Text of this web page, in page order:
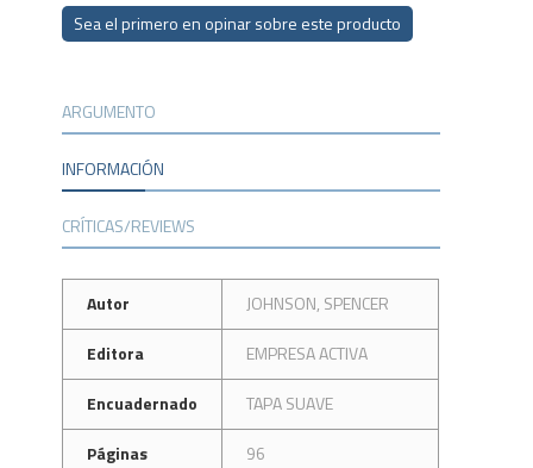
Sea el primero en opinar sobre este producto
ARGUMENTO
INFORMACIÓN
CRÍTICAS/REVIEWS
Autor
JOHNSON, SPENCER
Editora
EMPRESA ACTIVA
Encuadernado
TAPA SUAVE
Páginas
96